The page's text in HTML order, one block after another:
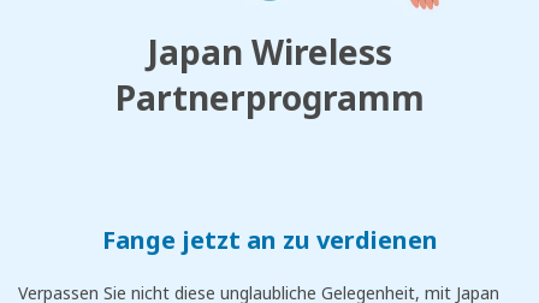
Japan Wireless
Partnerprogramm
Fange jetzt an zu verdienen
Verpassen Sie nicht diese unglaubliche Gelegenheit, mit Japan